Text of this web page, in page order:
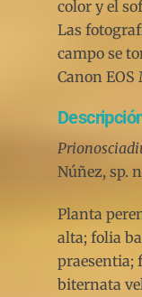
color y el
Las
campo se
Canon EOS
Núñez, sp.
Planta
alta; folia
praesentia;
biternata